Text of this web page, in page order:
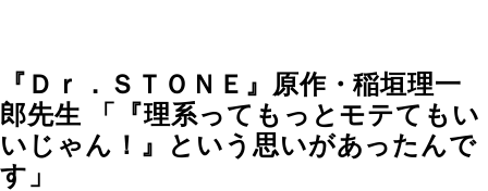
『Ｄｒ．ＳＴＯＮＥ』原作・稲垣理一
郎先生 「『理系ってもっとモテてもい
いじゃん！』という思いがあったんで
す」